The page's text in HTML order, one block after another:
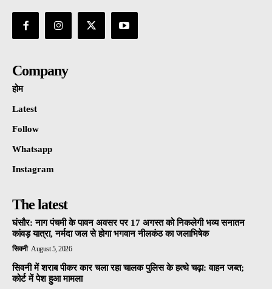
Company
होम
Latest
Follow
Whatsapp
Instagram
The latest
घंसौर: नाग पंचमी के पावन अवसर पर 17 अगस्त को निकलेगी भव्य सनातन
कांवड़ यात्रा, नर्मदा जल से होगा भगवान नीलकंठ का जलाभिषेक
सिवनी August 5, 2026
सिवनी में शराब पीकर कार चला रहा चालक पुलिस के हत्थे चढ़ा: वाहन जब्त;
कोर्ट में पेश हुआ मामला